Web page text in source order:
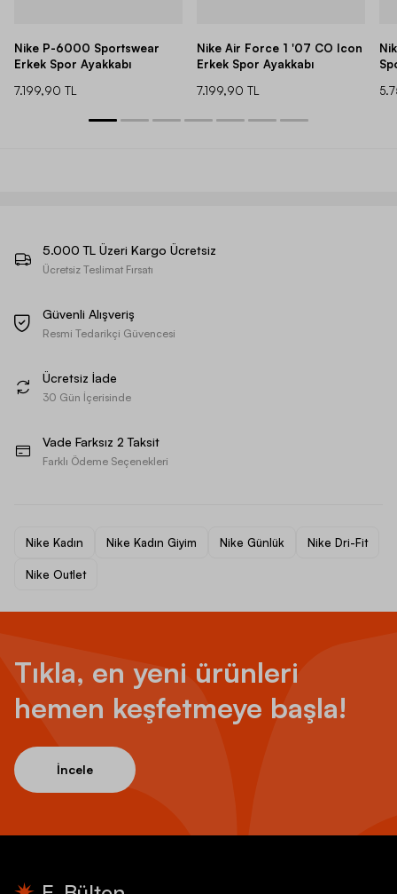
Nike P-6000 Sportswear
Erkek Spor Ayakkabı
7.199,90 TL
Nike Air Force 1 '07 CO Icon
Erkek Spor Ayakkabı
7.199,90 TL
5.000 TL Üzeri Kargo Ücretsiz
Ücretsiz Teslimat Fırsatı
Güvenli Alışveriş
Resmi Tedarikçi Güvencesi
Ücretsiz İade
30 Gün İçerisinde
Vade Farksız 2 Taksit
Farklı Ödeme Seçenekleri
Nike Kadın Nike Kadın Giyim Nike Günlük Nike Dri-Fit
Nike Outlet
Tıkla, en yeni ürünleri
hemen keşfetmeye başla!
İncele